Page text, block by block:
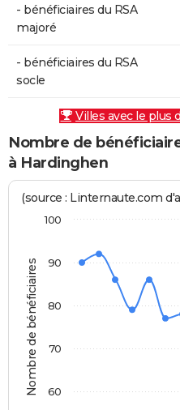
- bénéficiaires du RSA
majoré
- bénéficiaires du RSA
socle
Villes avec le plus
Nombre de
à Hardinghen
Nombre de bénéficiaires
(source : Linternaute.com
60
70
80
90
100